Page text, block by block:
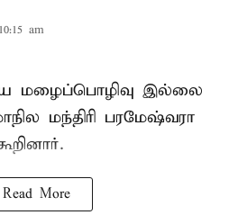
am
மழைப்பொழிவு இல்லை
மந்திரி பரமேஷ்வரா
Read More